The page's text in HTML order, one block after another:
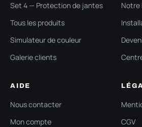
Set 4 — Protection de jantes
Tous les produits
Simulateur de couleur
Galerie clients
Notre
AIDE
Nous contacter
Mon compte
CGV